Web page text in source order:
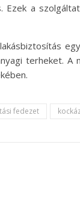
a
terheket.
fedezet